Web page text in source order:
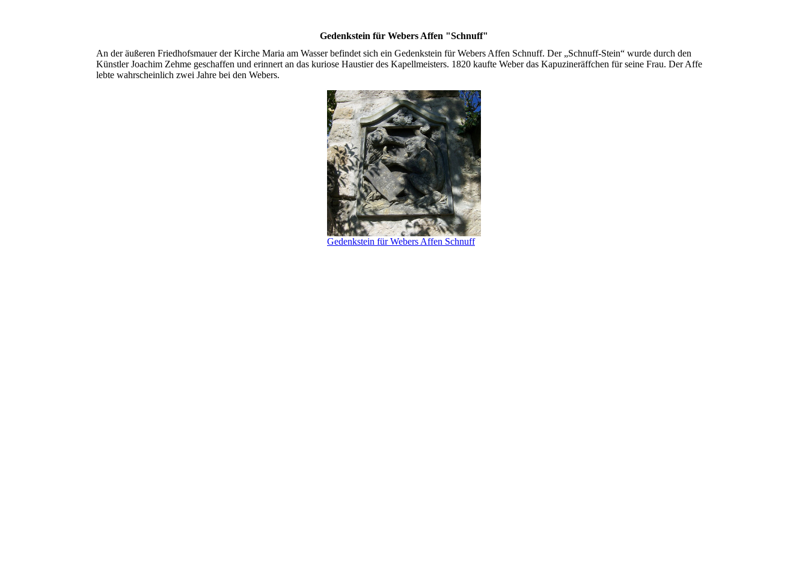
Gedenkstein für Webers Affen "Schnuff"
An der äußeren Friedhofsmauer der Kirche Maria am Wasser befindet sich ein Gedenkstein für Webers Affen Schnuff. Der „Schnuff-Stein“ wurde durch den
Künstler Joachim Zehme geschaffen und erinnert an das kuriose Haustier des Kapellmeisters. 1820 kaufte Weber das Kapuzineräffchen für seine Frau. Der Affe
lebte wahrscheinlich zwei Jahre bei den Webers.
Gedenkstein für Webers Affen Schnuff